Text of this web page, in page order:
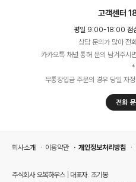
고객센터
평일 9:00-18:00 점
상담 문의가 많아 전
카카오톡 채널 통해 문의 남겨주시
*
무통장입금 주문의 경우 당일 자
회사소개 이용약관 개인정보처리방침
주식회사 오복하우스 | 대표자. 조기봉